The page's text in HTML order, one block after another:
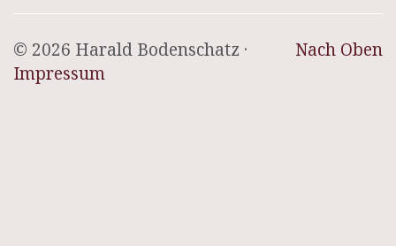
Nach Oben
© 2026 Harald Bodenschatz ·
Impressum